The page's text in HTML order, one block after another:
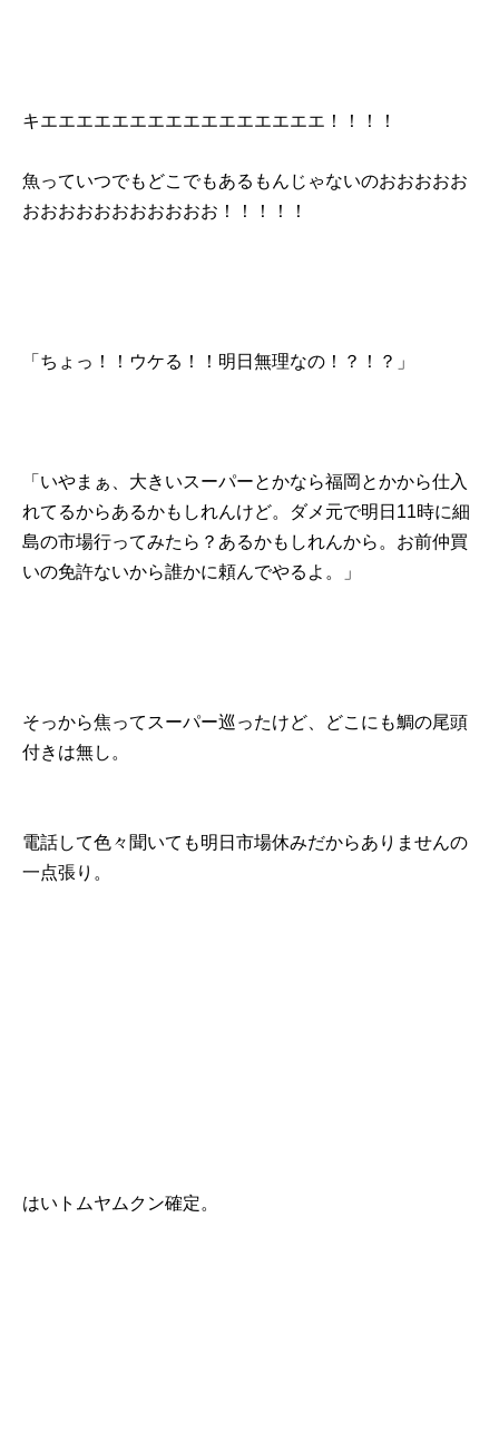
キエエエエエエエエエエエエエエエエ！！！！
魚っていつでもどこでもあるもんじゃないのおおおおお
おおおおおおおおおおお！！！！！
「ちょっ！！ウケる！！明日無理なの！？！？」
「いやまぁ、大きいスーパーとかなら福岡とかから仕入
れてるからあるかもしれんけど。ダメ元で明日11時に細
島の市場行ってみたら？あるかもしれんから。お前仲買
いの免許ないから誰かに頼んでやるよ。」
そっから焦ってスーパー巡ったけど、どこにも鯛の尾頭
付きは無し。
電話して色々聞いても明日市場休みだからありませんの
一点張り。
はいトムヤムクン確定。